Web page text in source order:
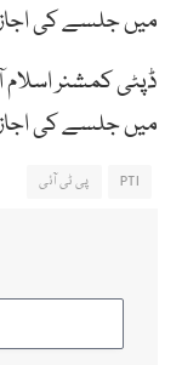
میں جلسے کی
ڈپٹی کمشنر
میں جلسے کی
PTI پی ٹی آئی